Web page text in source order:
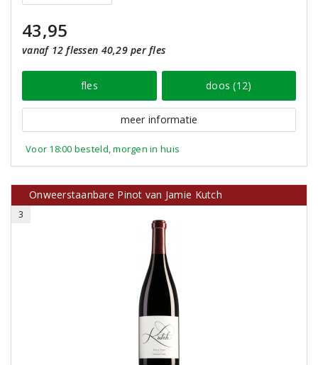
43,95
vanaf 12 flessen 40,29 per fles
fles doos (12)
meer informatie
Voor 18:00 besteld, morgen in huis
Onweerstaanbare Pinot van Jamie Kutch
3